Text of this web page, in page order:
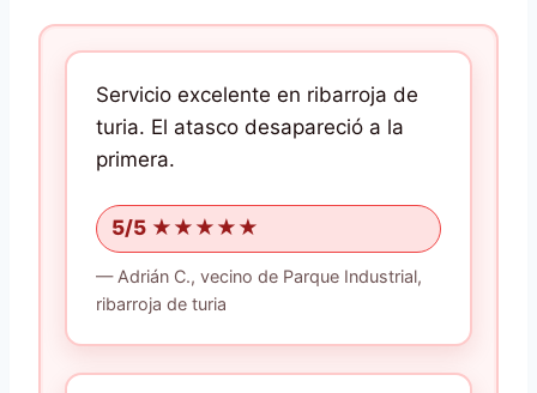
5/5 ★★★★★
Servicio excelente en ribarroja de
turia. El atasco desapareció a la
primera.
—Adrián C., vecino de Parque Industrial,
ribarroja de turia